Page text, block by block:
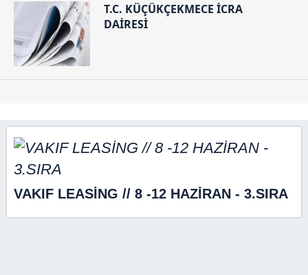
T.C. KÜÇÜKÇEKMECE İCRA
DAİRESİ
VAKIF LEASİNG // 8 -12 HAZİRAN - 3.SIRA